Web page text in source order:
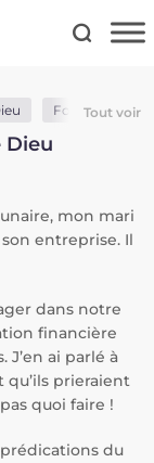
Foi Tout voir
Dieu
mon mari
entreprise. Il
dans notre
financière
ai parlé à
qu’ils prieraient
quoi faire !
du